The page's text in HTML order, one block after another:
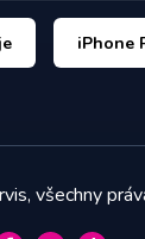
iPhone
všechny